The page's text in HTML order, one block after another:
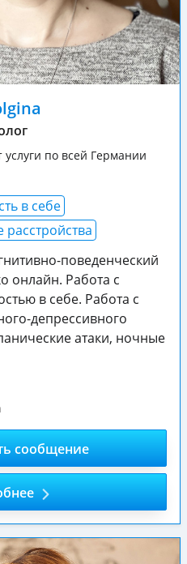
по всей Германии
в себе
поведенческий
онлайн. Работа с
в себе. Работа с
депрессивного
атаки, ночные
сообщение